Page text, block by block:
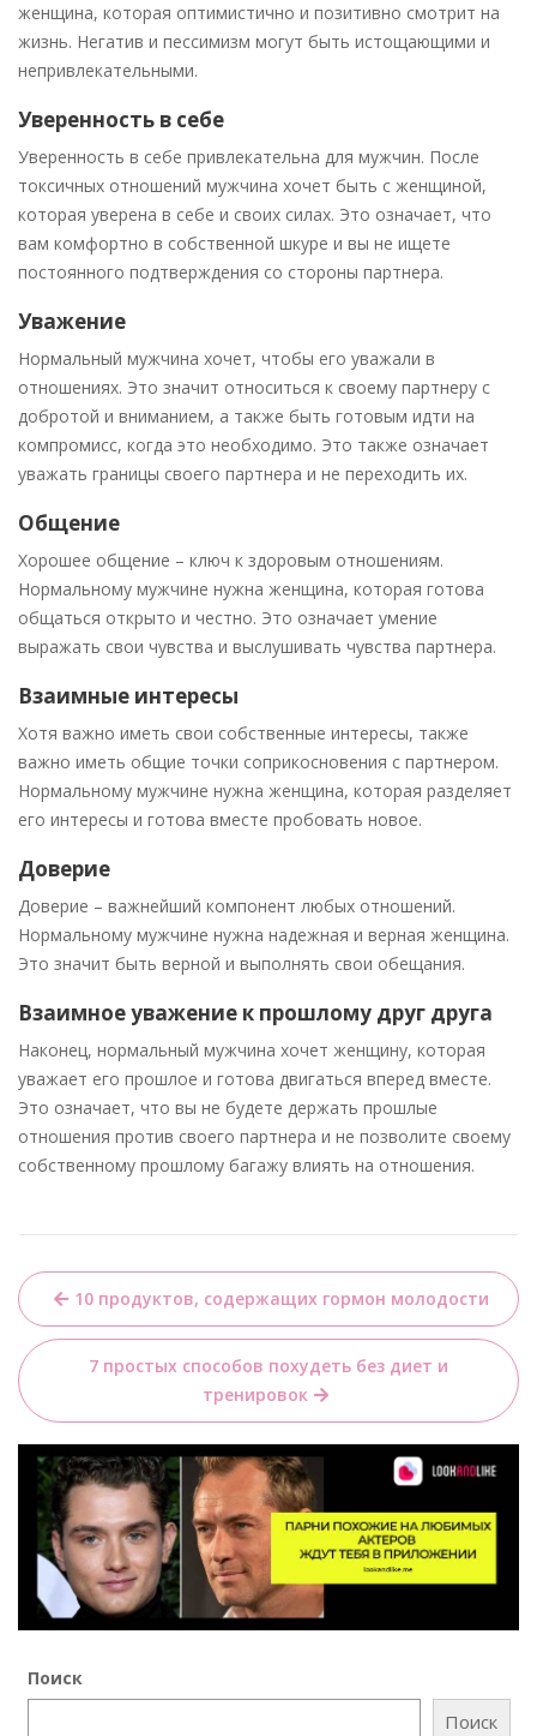
женщина, которая оптимистично и позитивно смотрит на
жизнь. Негатив и пессимизм могут быть истощающими и
непривлекательными.
Уверенность в себе
Уверенность в себе привлекательна для мужчин. После
токсичных отношений мужчина хочет быть с женщиной,
которая уверена в себе и своих силах. Это означает, что
вам комфортно в собственной шкуре и вы не ищете
постоянного подтверждения со стороны партнера.
Уважение
Нормальный мужчина хочет, чтобы его уважали в
отношениях. Это значит относиться к своему партнеру с
добротой и вниманием, а также быть готовым идти на
компромисс, когда это необходимо. Это также означает
уважать границы своего партнера и не переходить их.
Общение
Хорошее общение – ключ к здоровым отношениям.
Нормальному мужчине нужна женщина, которая готова
общаться открыто и честно. Это означает умение
выражать свои чувства и выслушивать чувства партнера.
Взаимные интересы
Хотя важно иметь свои собственные интересы, также
важно иметь общие точки соприкосновения с партнером.
Нормальному мужчине нужна женщина, которая разделяет
его интересы и готова вместе пробовать новое.
Доверие
Доверие – важнейший компонент любых отношений.
Нормальному мужчине нужна надежная и верная женщина.
Это значит быть верной и выполнять свои обещания.
Взаимное уважение к прошлому друг друга
Наконец, нормальный мужчина хочет женщину, которая
уважает его прошлое и готова двигаться вперед вместе.
Это означает, что вы не будете держать прошлые
отношения против своего партнера и не позволите своему
собственному прошлому багажу влиять на отношения.
Навигация
по
записям
10 продуктов, содержащих гормон молодости
7 простых способов похудеть без диет и
тренировок
Поиск
Поиск